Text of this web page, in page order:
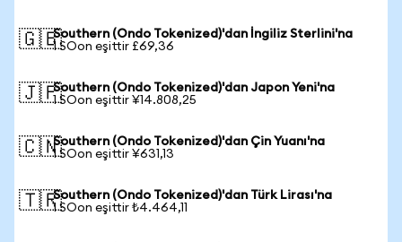
🇬🇧Southern (Ondo Tokenized)'dan İngiliz Sterlini'na
1 SOon eşittir £69,36
🇯🇵Southern (Ondo Tokenized)'dan Japon Yeni'na
1 SOon eşittir ¥14.808,25
🇨🇳Southern (Ondo Tokenized)'dan Çin Yuanı'na
1 SOon eşittir ¥631,13
🇹🇷Southern (Ondo Tokenized)'dan Türk Lirası'na
1 SOon eşittir ₺4.464,11